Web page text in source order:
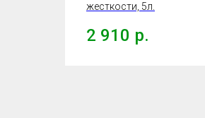
жесткости, 5л.
2 910 р.